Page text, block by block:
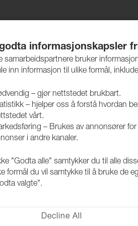
Produkter Vedlikehold
informasjonskapsler
samarbeidspartnere bruker
inn informasjon til ulike formål,
– gjør nettstedet brukbart.
– hjelper oss å forstå hvordan
vårt.
– Brukes av annonsører
i andre kanaler.
"Godta alle" samtykker du til alle
formål du vil samtykke til å bruke de
valgte".
Decline All